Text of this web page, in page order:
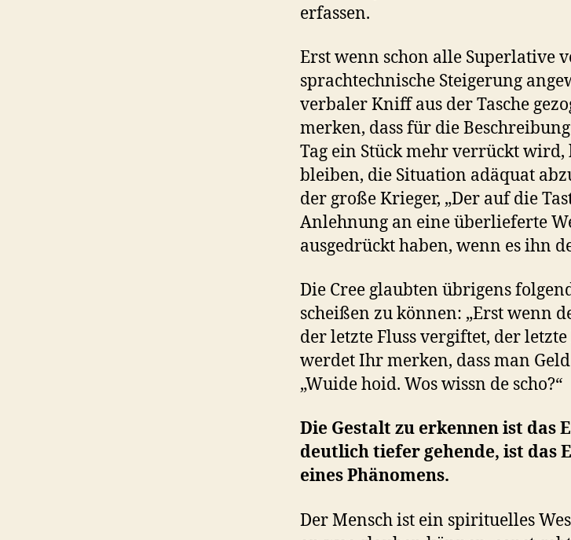
erfassen.
Erst wenn schon alle Superlative
sprachtechnische Steigerung
verbaler Kniff aus der Tasche
merken, dass für die
Tag ein Stück mehr verrückt
bleiben, die Situation adäquat
der große Krieger, „Der auf die
Anlehnung an eine überlieferte
ausgedrückt haben, wenn es ihn
Die Cree glaubten übrigens
scheißen zu können: „Erst wenn
der letzte Fluss vergiftet, der letzte
werdet Ihr merken, dass man
„Wuide hoid. Wos wissn de scho?“
Die Gestalt zu erkennen ist das
deutlich tiefer gehende, ist das
eines Phänomens.
Der Mensch ist ein spirituelles